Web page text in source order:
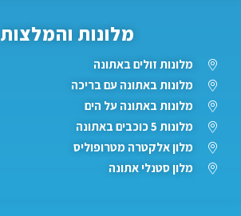
מלונות והמלצות
מלונות זולים באתונה
מלונות באתונה עם בריכה
מלונות באתונה על הים
מלונות 5 כוכבים באתונה
מלון אלקטרה מטרופוליס
מלון סטנלי אתונה